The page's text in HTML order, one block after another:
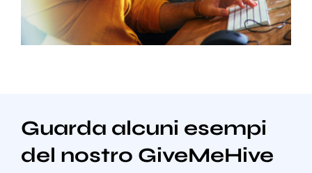
Guarda alcuni esempi
del nostro GiveMeHive